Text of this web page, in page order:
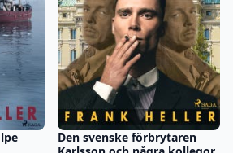
Den svenske förbrytaren